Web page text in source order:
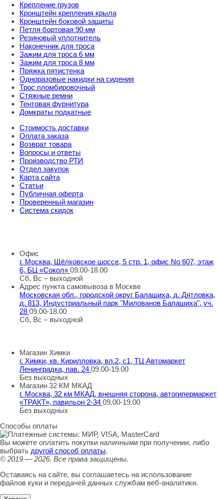
Крепление грузов
Кронштейн крепления крыла
Кронштейн боковой защиты
Петля бортовая 90 мм
Резиновый уплотнитель
Наконечник для троса
Зажим для троса 6 мм
Зажим для троса 8 мм
Пряжка пятистенка
Одноразовые накидки на сидения
Трос пломбировочный
Стяжные ремни
Тентовая фурнитура
Домкраты подкатные
Стоимость доставки
Оплата заказа
Возврат товара
Вопросы и ответы
Производство РТИ
Отдел закупок
Карта сайта
Статьи
Публичная оферта
Проверенный магазин
Система скидок
Офис
г. Москва, Щёлковское шоссе, 5 стр. 1, офис No 607, этаж
6, БЦ «Сокол» 09.00-18.00
Сб, Вс – выходной
Адрес пункта самовывоза в Москве
Московская обл., городской округ Балашиха, д. Дятловка,
д. 813, Индустриальный парк "Милованов Балашиха", уч.
28 09.00-18.00
Сб, Вс – выходной
Магазин Химки
г. Химки, кв. Кирилловка, вл.2, с1, ТЦ Автомаркет
Ленинградка, пав. 24 09.00-19.00
Без выходных
Магазин 32 КМ МКАД
г. Москва, 32 км МКАД, внешняя сторона, автогипермаркет
«ТРАКТ», павильон 2-34 09.00-19.00
Без выходных
Способы оплаты
Вы можете оплатить покупки наличными при получении, либо
выбрать другой способ оплаты.
© 2019 — 2026. Все права защищены.
Оставаясь на сайте, вы соглашаетесь на использование
файлов куки и передачей данных службам веб-аналитики.